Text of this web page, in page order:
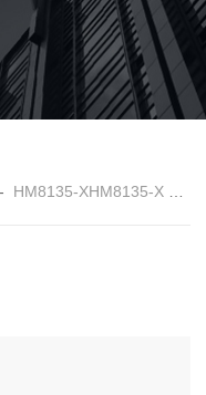
- HM8135-XHM8135-X 射频信号发生器